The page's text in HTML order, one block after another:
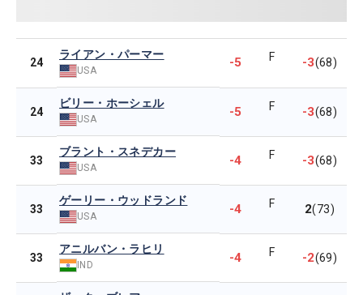
24
ライアン・パーマー
USA
-5 F -3(68)
24
ビリー・ホーシェル
USA -5 F -3(68)
33
ブラント・スネデカー
USA -4 F -3(68)
33
ゲーリー・ウッドランド
USA -4 F 2(73)
33
アニルバン・ラヒリ
IND -4 F -2(69)